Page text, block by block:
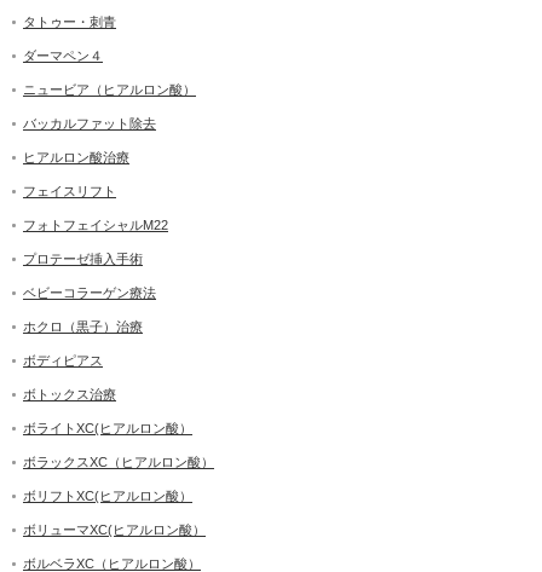
タトゥー・刺青
ダーマペン４
ニュービア（ヒアルロン酸）
バッカルファット除去
ヒアルロン酸治療
フェイスリフト
フォトフェイシャルM22
プロテーゼ挿入手術
ベビーコラーゲン療法
ホクロ（黒子）治療
ボディピアス
ボトックス治療
ボライトXC(ヒアルロン酸）
ボラックスXC（ヒアルロン酸）
ボリフトXC(ヒアルロン酸）
ボリューマXC(ヒアルロン酸）
ボルベラXC（ヒアルロン酸）